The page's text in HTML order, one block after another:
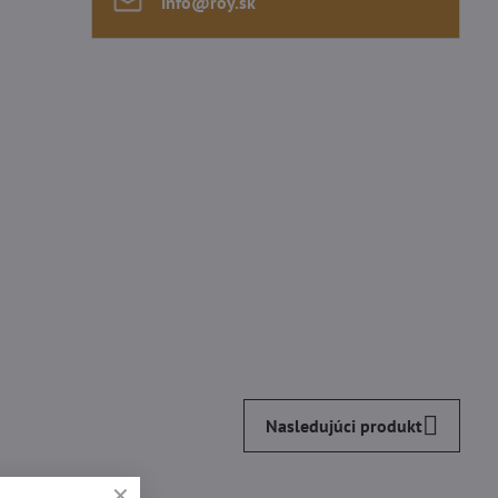
Nasledujúci produkt